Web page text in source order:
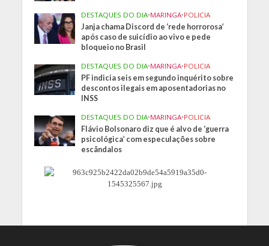
DESTAQUES DO DIA•MARINGA•POLICIA
Janja chama Discord de ‘rede horrorosa’
após caso de suicídio ao vivo e pede
bloqueio no Brasil
DESTAQUES DO DIA•MARINGA•POLICIA
PF indicia seis em segundo inquérito sobre
descontos ilegais em aposentadorias no
INSS
DESTAQUES DO DIA•MARINGA•POLICIA
Flávio Bolsonaro diz que é alvo de ‘guerra
psicológica’ com especulações sobre
escândalos